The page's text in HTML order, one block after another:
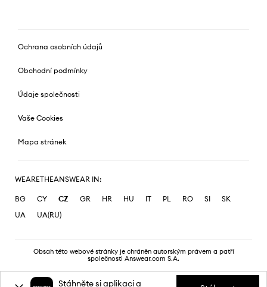
Ochrana osobních údajů
Obchodní podmínky
Údaje společnosti
Vaše Cookies
Mapa stránek
WEARETHEANSWEAR IN:
BG CY CZ GR HR HU IT PL RO SI
SK
UA
UA(RU)
Obsah této webové stránky je chráněn autorským právem a patří
společnosti Answear.com S.A.
Stáhněte si aplikaci a